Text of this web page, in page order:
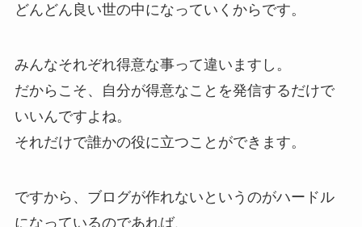
どんどん良い世の中になっていくからです。
みんなそれぞれ得意な事って違いますし。
だからこそ、自分が得意なことを発信するだけで
いいんですよね。
それだけで誰かの役に立つことができます。
ですから、ブログが作れないというのがハードル
になっているのであれば、